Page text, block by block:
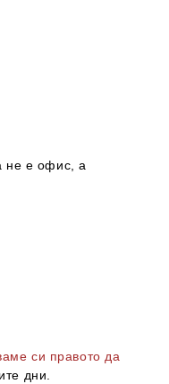
не е офис, а
си правото да
дни.